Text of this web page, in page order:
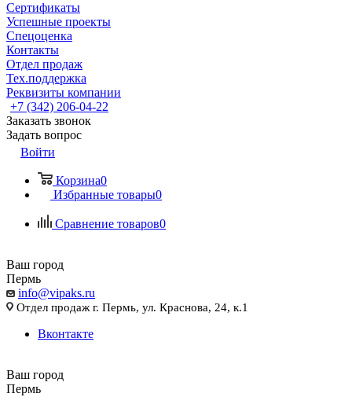
Сертификаты
Успешные проекты
Спецоценка
Контакты
Отдел продаж
Тех.поддержка
Реквизиты компании
+7 (342) 206-04-22
Заказать звонок
Задать вопрос
Войти
Корзина0
Избранные товары0
Сравнение товаров0
Ваш город
Пермь
info@vipaks.ru
Отдел продаж г. Пермь, ул. Краснова, 24, к.1
Вконтакте
Ваш город
Пермь